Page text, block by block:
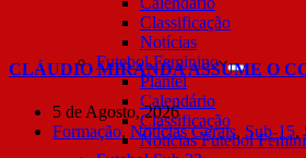
Classificação
Notícias
Futebol Feminino
Plantel
Calendário
Classificação
Notícias Futebol
CLÁUDIO MIRANDA ASSUME O
5 de Agosto, 2026
Formação, Notícias Gerais, Sub-15,